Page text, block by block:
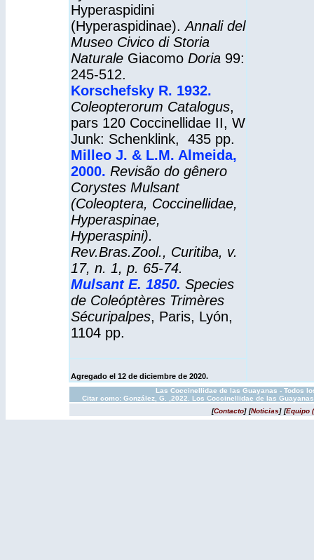
Hyperaspidini
(Hyperaspidinae).Annali del
Museo Civico di Storia
NaturaleGiacomo Doria99:
245-512.
Korschefsky R. 1932.
Coleopterorum Catalogus,
pars 120 Coccinellidae II, W
Junk: Schenklink, 435 pp.
Milleo J. & L.M. Almeida,
2000. Revisão do gênero
Corystes Mulsant
(Coleoptera, Coccinellidae,
Hyperaspinae,
Hyperaspini).
Rev.Bras.Zool., Curitiba, v.
17, n. 1, p. 65-74.
Mulsant E. 1850. Species
de Coleóptères Trimères
Sécuripalpes, Paris, Lyón,
1104 pp.
Agregado el 12 de diciembre de 2020.
Las Coccinellidae de las Guayanas - Todos
Citar como: González, G. ,2022. Los Coccinellidae de las
[Contacto] [Noticias] [Equipo